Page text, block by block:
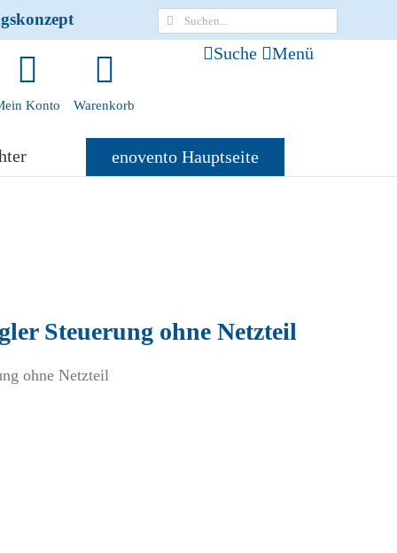
Suche
Konto Warenkorb
Suche Menü
enovento Hauptseite
Steuerung ohne Netzteil
ohne Netzteil